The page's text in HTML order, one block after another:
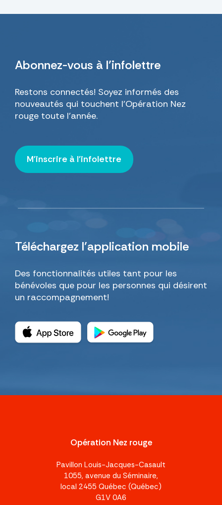
Abonnez-vous à l’infolettre
Restons connectés! Soyez informés des
nouveautés qui touchent l’Opération Nez
rouge toute l’année.
M'inscrire à l'infolettre
Téléchargez l’application mobile
Des fonctionnalités utiles tant pour les
bénévoles que pour les personnes qui désirent
un raccompagnement!
Opération Nez rouge
Pavillon Louis-Jacques-Casault
1055, avenue du Séminaire,
local 2455 Québec (Québec)
G1V 0A6